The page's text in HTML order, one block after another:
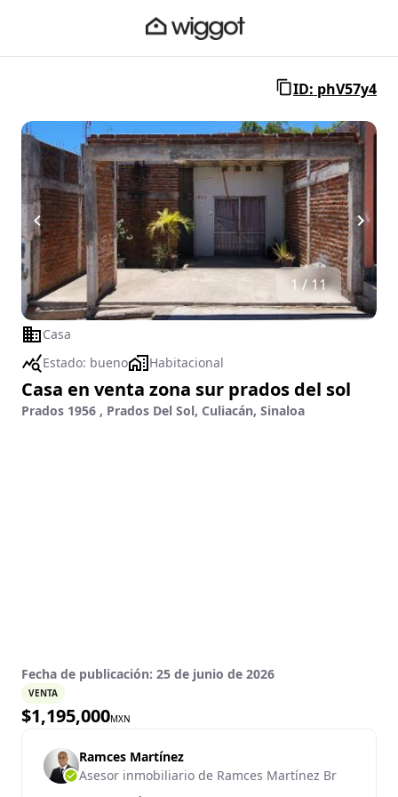
ID: phV57y4
1 / 11
Casa
Estado: bueno Habitacional
Casa en venta zona sur prados del sol
Prados 1956 , Prados Del Sol, Culiacán, Sinaloa
Fecha de publicación: 25 de junio de 2026
VENTA
$1,195,000MXN
Ramces Martínez
Asesor inmobiliario de Ramces Martínez Br